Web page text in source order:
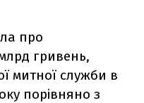
про
гривень,
митної служби в
порівняно з